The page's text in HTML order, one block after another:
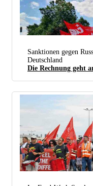
SDAJ und DKP am vergangenen
Winter frieren, sondern die
Sanktionen gegen
Deutschland
Die Rechnung geht